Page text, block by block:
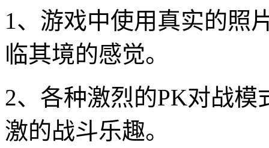
1、游戏中使用真实的照
临其境的感觉。
2、各种激烈的PK对战
激的战斗乐趣。